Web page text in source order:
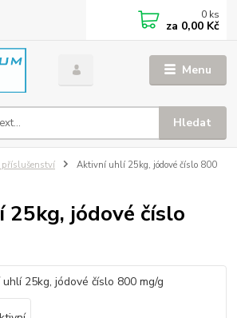
Menu
Hledat
0 ks
za 0,00 Kč
Aktivní uhlí 25kg, jódové číslo 800
jódové číslo